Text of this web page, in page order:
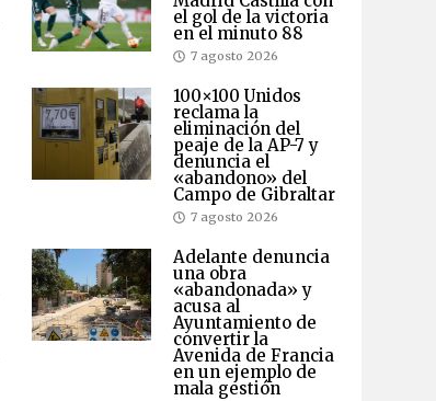
el gol de la victoria
en el minuto 88
7 agosto 2026
100×100 Unidos
reclama la
eliminación del
peaje de la AP-7 y
denuncia el
«abandono» del
Campo de Gibraltar
7 agosto 2026
Adelante denuncia
una obra
«abandonada» y
acusa al
Ayuntamiento de
convertir la
Avenida de Francia
en un ejemplo de
mala gestión